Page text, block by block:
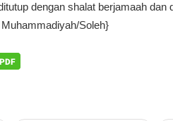
dengan shalat berjamaah
Soleh}